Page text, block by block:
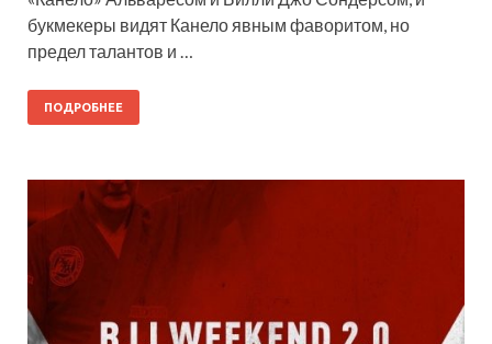
букмекеры видят Канело явным фаворитом, но
предел талантов и …
ПОДРОБНЕЕ